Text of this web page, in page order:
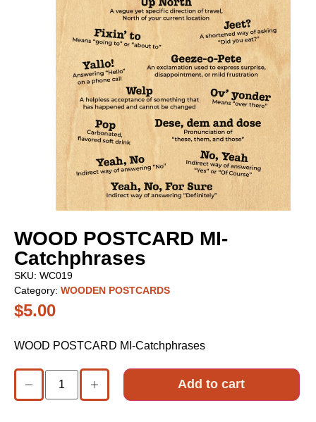
WOOD POSTCARD MI-
Catchphrases
SKU: WC019
Category: WOODEN POSTCARDS
$5.00
WOOD POSTCARD MI-Catchphrases
Add to cart